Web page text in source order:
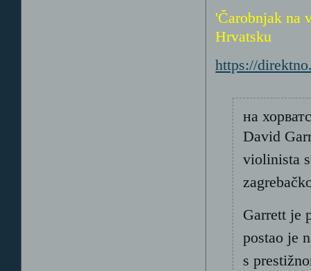
'Čarobnjak na
Hrvatsku
https://
на
David
violinista
Garrett je
postao je
s